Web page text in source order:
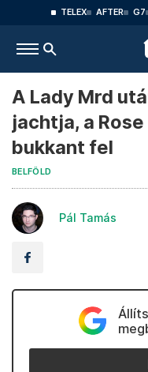
TELEX AFTER G7
A Lady Mrd
jachtja, a Rose
bukkant fel
BELFÖLD
Pál Tamás